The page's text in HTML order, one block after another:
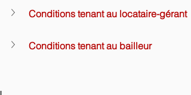
Conditions tenant au locataire-gérant
Conditions tenant au bailleur